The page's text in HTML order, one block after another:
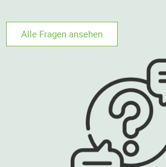
Alle Fragen ansehen